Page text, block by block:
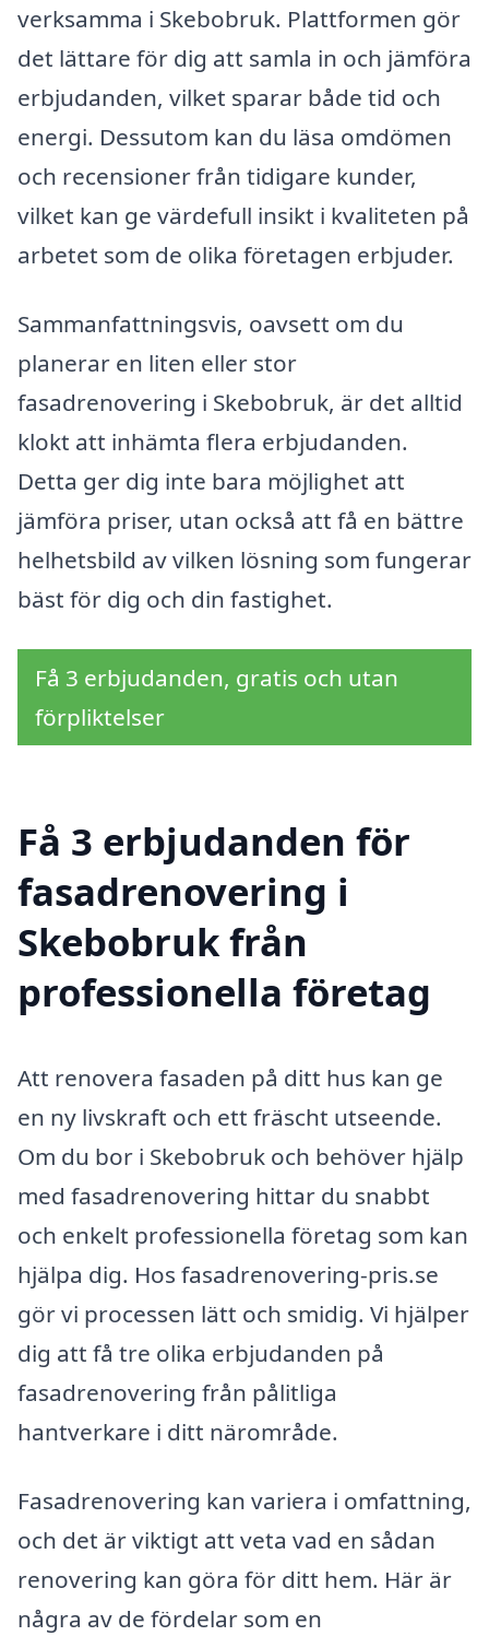
verksamma i Skebobruk. Plattformen gör
det lättare för dig att samla in och jämföra
erbjudanden, vilket sparar både tid och
energi. Dessutom kan du läsa omdömen
och recensioner från tidigare kunder,
vilket kan ge värdefull insikt i kvaliteten på
arbetet som de olika företagen erbjuder.
Sammanfattningsvis, oavsett om du
planerar en liten eller stor
fasadrenovering i Skebobruk, är det alltid
klokt att inhämta flera erbjudanden.
Detta ger dig inte bara möjlighet att
jämföra priser, utan också att få en bättre
helhetsbild av vilken lösning som fungerar
bäst för dig och din fastighet.
Få 3 erbjudanden, gratis och utan
förpliktelser
Få 3 erbjudanden för
fasadrenovering i
Skebobruk från
professionella företag
Att renovera fasaden på ditt hus kan ge
en ny livskraft och ett fräscht utseende.
Om du bor i Skebobruk och behöver hjälp
med fasadrenovering hittar du snabbt
och enkelt professionella företag som kan
hjälpa dig. Hos fasadrenovering-pris.se
gör vi processen lätt och smidig. Vi hjälper
dig att få tre olika erbjudanden på
fasadrenovering från pålitliga
hantverkare i ditt närområde.
Fasadrenovering kan variera i omfattning,
och det är viktigt att veta vad en sådan
renovering kan göra för ditt hem. Här är
några av de fördelar som en